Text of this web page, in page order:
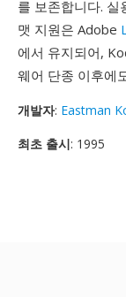
를 보존합니다. 실
맷 지원은 Adobe
에서 유지되어,
웨어 단종 이후에
개발자: Eastman
최초 출시: 1995